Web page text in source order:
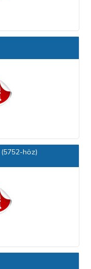
höz)